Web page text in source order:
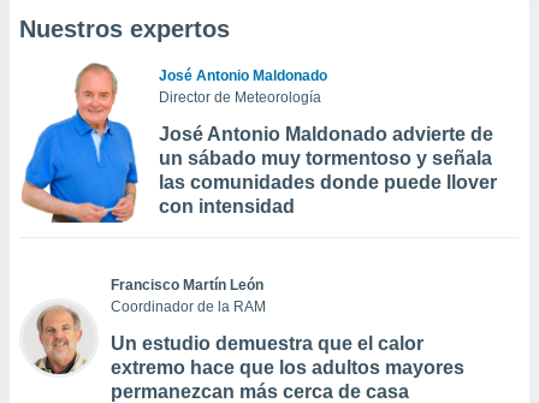
Nuestros expertos
José Antonio Maldonado
Director de Meteorología
José Antonio Maldonado advierte de
un sábado muy tormentoso y señala
las comunidades donde puede llover
con intensidad
Francisco Martín León
Coordinador de la RAM
Un estudio demuestra que el calor
extremo hace que los adultos mayores
permanezcan más cerca de casa